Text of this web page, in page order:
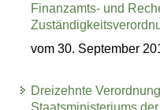
Finanzamts- und
vom 30. September
Dreizehnte
Staatsministeriums